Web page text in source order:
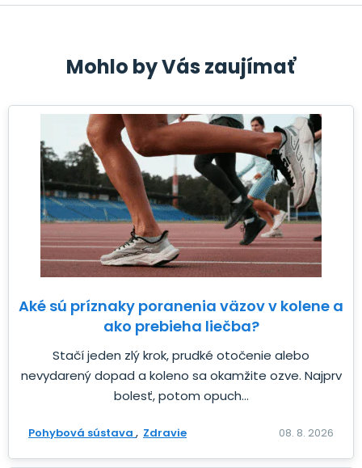
Mohlo by Vás zaujímať
Aké sú príznaky poranenia väzov v kolene a
ako prebieha liečba?
Stačí jeden zlý krok, prudké otočenie alebo
nevydarený dopad a koleno sa okamžite ozve. Najprv
bolesť, potom opuch...
Pohybová sústava Zdravie 08. 8. 2026